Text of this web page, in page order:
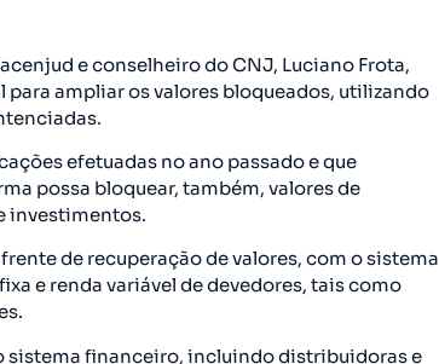
e conselheiro do CNJ, Luciano Frota,
ampliar os valores bloqueados, utilizando
efetuadas no ano passado e que
possa bloquear, também, valores de
investimentos.
de recuperação de valores, com o sistema
e renda variável de devedores, tais como
sistema financeiro, incluindo distribuidoras e